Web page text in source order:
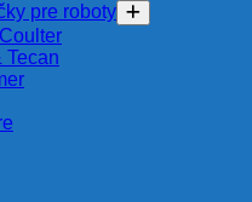
pre roboty
Tecan